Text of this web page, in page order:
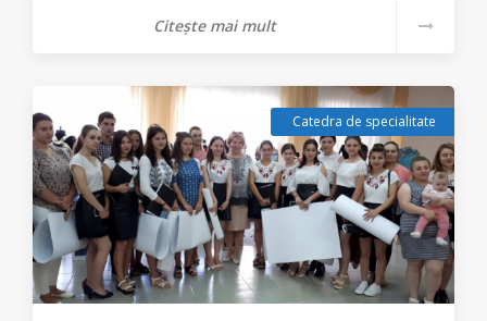
Citește mai mult
Catedra de specialitate